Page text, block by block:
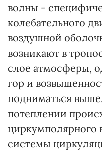
волны -
колебательного
воздушной
возникают в
слое атмосферы,
гор и
подниматься
потеплении
циркумполярного
системы